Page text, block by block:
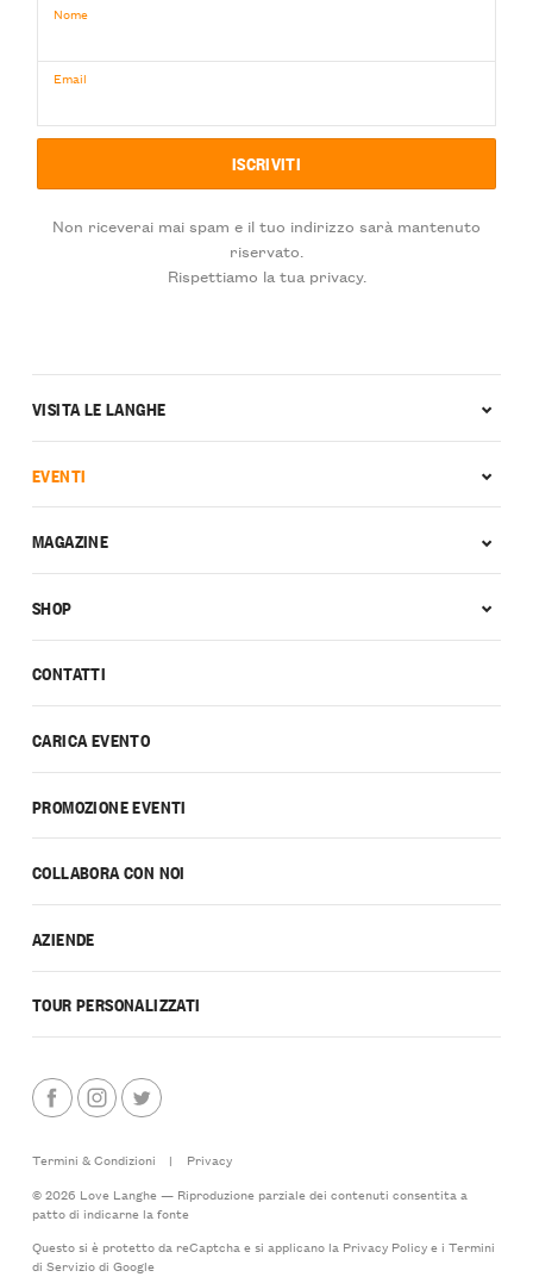
Nome
Email
Non riceverai mai spam e il tuo indirizzo sarà mantenuto
riservato.
Rispettiamo la tua privacy.
CONTATTI
CARICA EVENTO
PROMOZIONE EVENTI
COLLABORA CON NOI
AZIENDE
TOUR PERSONALIZZATI
VISITA LE LANGHE
EVENTI
MAGAZINE
SHOP
Termini & Condizioni |
Privacy
© 2026 Love Langhe — Riproduzione parziale dei contenuti consentita a
patto di indicarne la fonte
Questo si è protetto da reCaptcha e si applicano la Privacy Policye i Termini
di Serviziodi Google